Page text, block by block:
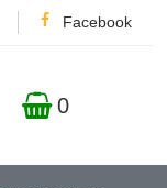
Facebook
0